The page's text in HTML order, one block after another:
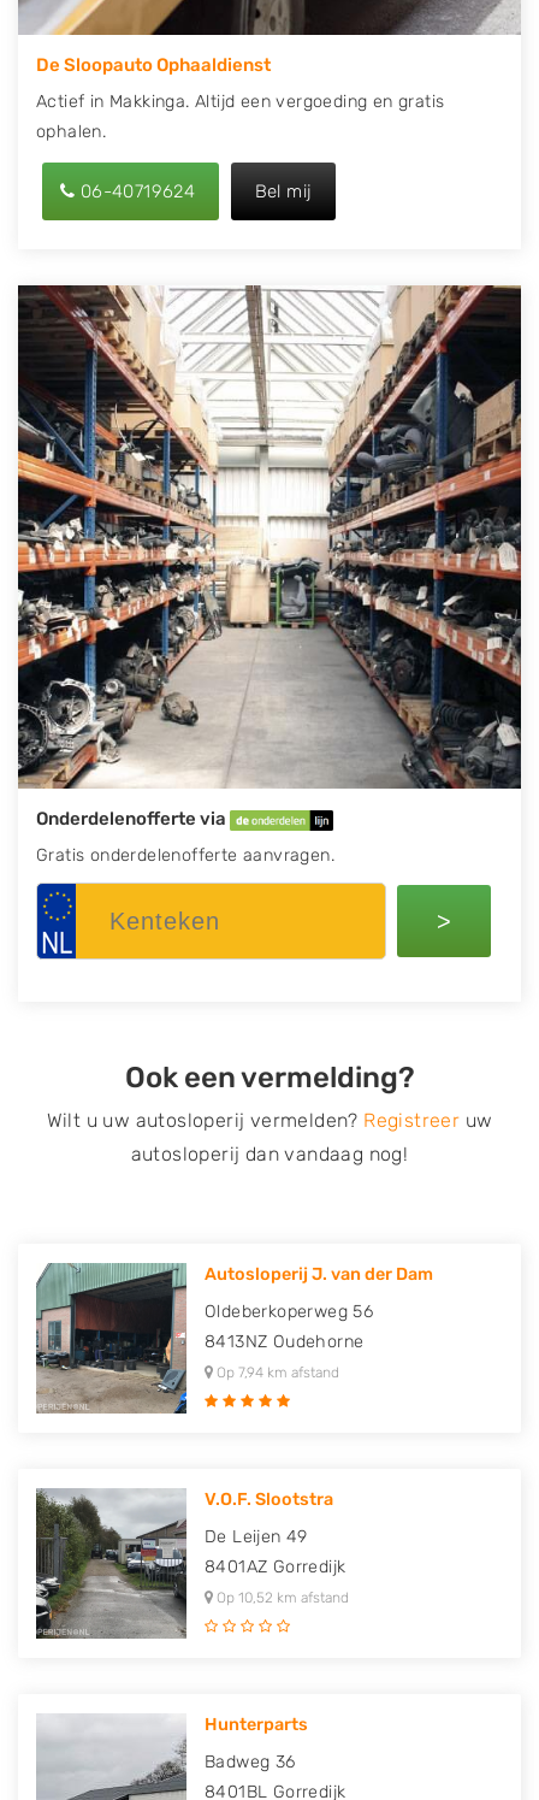
De Sloopauto Ophaaldienst
Actief in Makkinga. Altijd een vergoeding en gratis
ophalen.
06-40719624 Bel mij
Onderdelenofferte via
Gratis onderdelenofferte aanvragen.
>
Ook een vermelding?
Wilt u uw autosloperij vermelden? Registreer uw
autosloperij dan vandaag nog!
Autosloperij J. van der Dam
Oldeberkoperweg 56
8413NZ Oudehorne
Op 7,94 km afstand
V.O.F. Slootstra
De Leijen 49
8401AZ Gorredijk
Op 10,52 km afstand
Hunterparts
Badweg 36
8401BL Gorredijk